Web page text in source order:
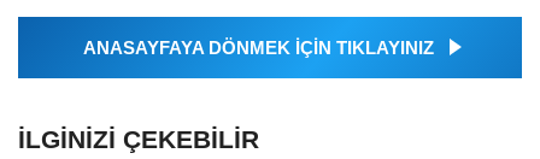
ANASAYFAYA DÖNMEK İÇİN TIKLAYINIZ
İLGINIZI ÇEKEBILIR